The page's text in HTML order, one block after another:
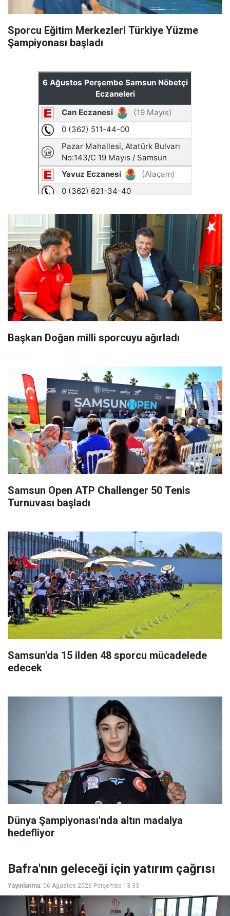
Sporcu Eğitim Merkezleri Türkiye Yüzme
Şampiyonası başladı
Başkan Doğan milli sporcuyu ağırladı
Samsun Open ATP Challenger 50 Tenis
Turnuvası başladı
Samsun'da 15 ilden 48 sporcu mücadelede
edecek
Dünya Şampiyonası'nda altın madalya
hedefliyor
Bafra'nın geleceği için yatırım çağrısı
Yayınlanma: 06 Ağustos 2026 Perşembe 13:33